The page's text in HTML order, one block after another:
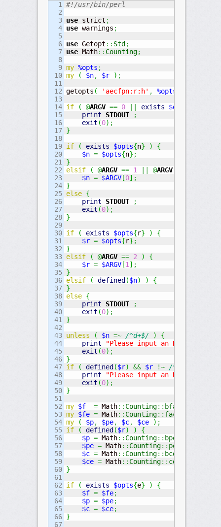
1
2
3
4
5
6
7
8
9
10
11
12
13
14
15
16
17
18
19
20
21
22
23
24
25
26
27
28
29
30
31
32
33
34
35
36
37
38
39
40
41
42
43
44
45
46
47
48
49
50
51
52
53
54
55
56
57
58
59
60
61
62
63
64
65
66
67
#!/usr/bin/perl
use strict ;
use warnings ;
use Getopt :: Std ;
use Math:: Counting;
my %opts ;
my
( $n, $r ) ;
getopts ( 'aecfpn:r:h' , %opts
if
( @ARGV == 0 exists $opts
print
STDOUT
;
exit (0) ;
}
if
( exists $opts{n} )
{
$n = $opts{n} ;
}
elsif
( @ARGV == 1 @ARGV
$n = $ARGV[0] ;
}
else {
print
STDOUT
;
exit (0) ;
}
if
( exists $opts{r} )
{
$r = $opts{r} ;
}
elsif
( @ARGV == 2 )
{
$r = $ARGV[1] ;
}
elsif
( defined ($n) )
{
}
else {
print
STDOUT
;
exit (0) ;
}
unless
( $n =~ /^d+$/ )
{
print
"Please input an NATURAL
exit (0) ;
}
if
( defined ($r) && $r !~ /^d+$/
print
"Please input an NATURAL
exit (0) ;
}
my $f = Math:: Counting:: bfact
my $fe = Math:: Counting:: factorial
my
( $p, $pe, $c, $ce ) ;
if
( defined ($r) )
{
$p = Math:: Counting:: bperm
$pe = Math:: Counting:: permutation
$c = Math:: Counting:: bcomb
$ce = Math:: Counting:: combination
}
if
( exists $opts{e} )
{
$f = $fe;
$p = $pe;
$c = $ce;
}